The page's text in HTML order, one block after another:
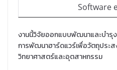
Software
งานนี้วิจัยออกแบบพัฒนาและบำรุ
การพัฒนาฮาร์ดแวร์เพื่อวัตถุประ
วิทยาศาสตร์และอุตสาหกรรม